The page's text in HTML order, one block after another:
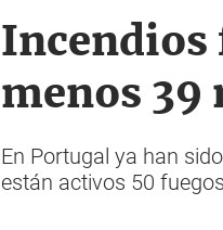
Incendios
menos 39
En Portugal ya han
están activos 50 fuegos